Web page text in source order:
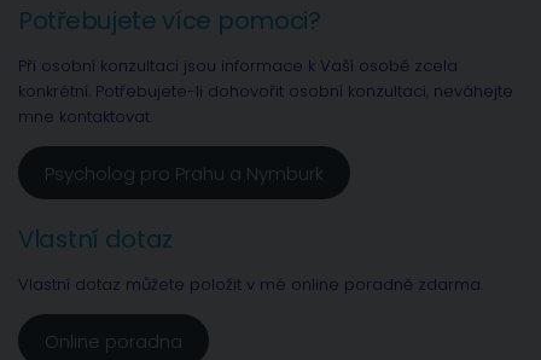
Potřebujete více pomoci?
Při osobní konzultaci jsou informace k Vaší osobě zcela
konkrétní. Potřebujete-li dohovořit osobní konzultaci, neváhejte
mne kontaktovat.
Psycholog pro Prahu a Nymburk
Vlastní dotaz
Vlastní dotaz můžete položit v mé online poradně zdarma.
Online poradna